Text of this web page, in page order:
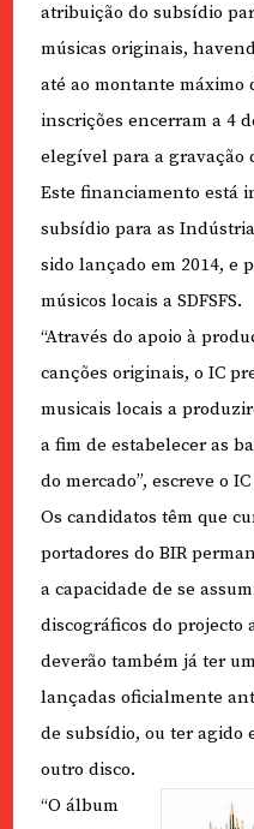
atribuição do subsídio
músicas originais,
até ao montante máximo
inscrições encerram a 4
elegível para a gravação
Este financiamento está
subsídio para as
sido lançado em 2014, e
músicos locais a SDFSFS.
“Através do apoio à
canções originais, o IC
musicais locais a
a fim de estabelecer as
do mercado”, escreve o
Os candidatos têm que
portadores do BIR
a capacidade de se
discográficos do
deverão também já ter
lançadas oficialmente
de subsídio, ou ter agido
outro disco.
“O álbum